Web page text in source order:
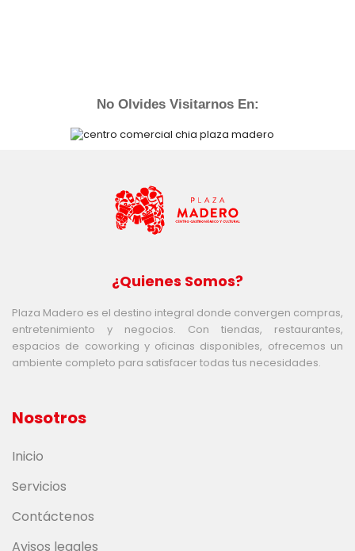
No Olvides Visitarnos En:
¿Quienes Somos?
Plaza Madero es el destino integral donde convergen compras,
entretenimiento y negocios. Con tiendas, restaurantes,
espacios de coworking y oficinas disponibles, ofrecemos un
ambiente completo para satisfacer todas tus necesidades.
Nosotros
Inicio
Servicios
Contáctenos
Avisos legales